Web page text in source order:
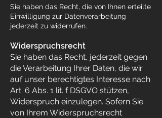
Sie haben das Recht, die von Ihnen erteilte
Einwilligung zur Datenverarbeitung
jederzeit zu widerrufen.
Widerspruchsrecht
Sie haben das Recht, jederzeit gegen
die Verarbeitung Ihrer Daten, die wir
auf unser berechtigtes Interesse nach
Art. 6 Abs. 1 lit. f DSGVO stützen,
Widerspruch einzulegen. Sofern Sie
von Ihrem Widerspruchsrecht